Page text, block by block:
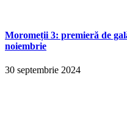
Moromeții 3: premieră de
noiembrie
30 septembrie 2024